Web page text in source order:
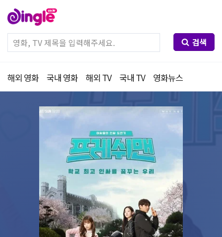
검색
해외 영화 국내 영화 해외 TV 국내 TV 영화뉴스